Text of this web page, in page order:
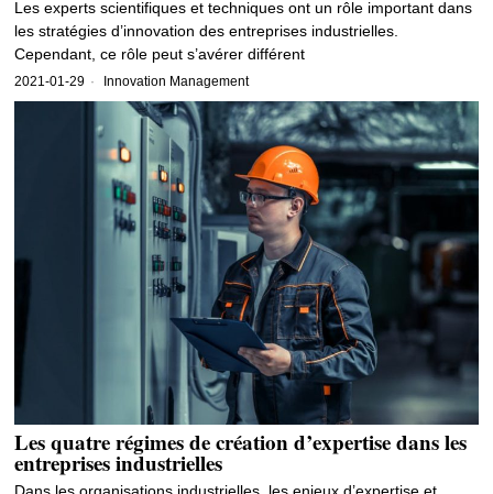
Les experts scientifiques et techniques ont un rôle important dans
les stratégies d’innovation des entreprises industrielles.
Cependant, ce rôle peut s’avérer différent
2021-01-29 Innovation Management
Les quatre régimes de création d’expertise dans les
entreprises industrielles